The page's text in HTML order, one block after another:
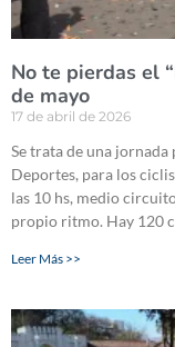
No te pierdas el
de mayo
17 de abril de 2026
Se trata de una
Deportes, para los
las 10 hs, medio
propio ritmo. Hay 120
Leer Más >>